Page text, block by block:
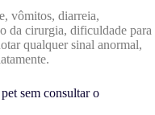
vômitos, diarreia,
da cirurgia, dificuldade para
qualquer sinal anormal,
sem consultar o